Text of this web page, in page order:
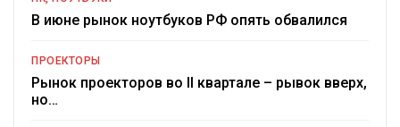
В июне рынок ноутбуков РФ опять обвалился
ПРОЕКТОРЫ
Рынок проекторов во II квартале – рывок вверх,
но…